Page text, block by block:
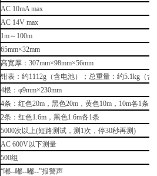
AC 10mA max
AC 14V max
1m～100m
65mm×32mm
高宽厚：307mm×98mm×56mm
钳表：约1112g（含电池）；总重量：约5.1kg（含
4根：φ9mm×230mm
4条：红色20m，黑色20m，黄色10m，10m各1条
2条：红色1.6m，黑色1.6m各1条
5000次以上(短路测试，测1次，停30秒再测)
AC 600V以下测量
500组
“嘟--嘟--嘟--”报警声